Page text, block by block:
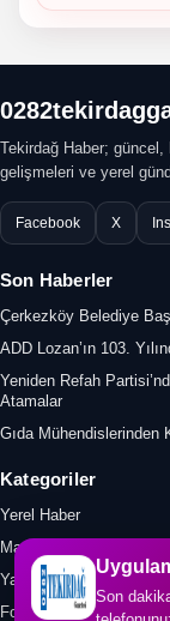
Tekirdağ Haber;
gelişmeleri ve yerel
Facebook X
Son Haberler
Çerkezköy Belediye
ADD Lozan’ın 103.
Yeniden Refah
Atamalar
Gıda Mühendislerinden
Kategoriler
Yerel Haber
Manşet
Yazar
Foto Galeri
Son